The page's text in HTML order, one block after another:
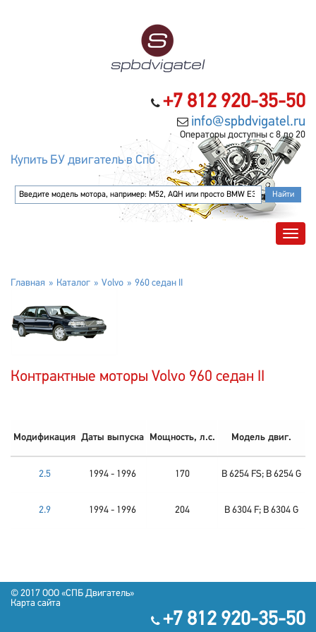
+7 812 920-35-50
info@spbdvigatel.ru
Операторы доступны с 8 до 20
Купить БУ двигатель в Спб
Главная Каталог Volvo 960 седан II
Контрактные моторы Volvo 960 седан II
Модификация Даты выпуска Мощность, л.с. Модель двиг.
2.5 1994 - 1996 170 B 6254 FS; B 6254 G
2.9 1994 - 1996 204 B 6304 F; B 6304 G
© 2017 OOO «СПБ Двигатель»
Карта сайта
+7 812 920-35-50